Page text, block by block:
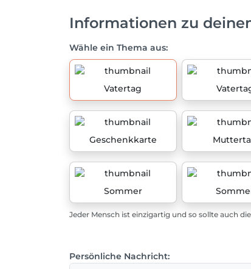
Informationen zu
Wähle ein Thema aus:
Vatertag
Geschenkkarte
Sommer
Jeder Mensch ist einzigartig und so sollte auch
Persönliche Nachricht: